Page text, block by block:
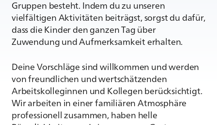
Gruppen besteht. Indem du zu unseren
vielfältigen Aktivitäten beiträgst, sorgst du dafür,
dass die Kinder den ganzen Tag über
Zuwendung und Aufmerksamkeit erhalten.
Deine Vorschläge sind willkommen und werden
von freundlichen und wertschätzenden
Arbeitskolleginnen und Kollegen berücksichtigt.
Wir arbeiten in einer familiären Atmosphäre
professionell zusammen, haben helle